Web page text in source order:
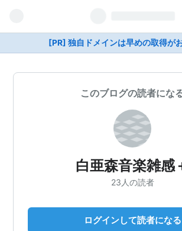
[PR] 独自ドメインは早めの取得が
このブログの読者にな
白亜森音楽雑感
23人の読者
ログインして読者になる